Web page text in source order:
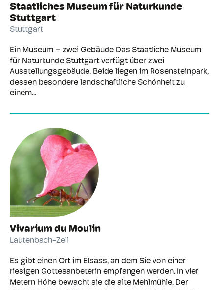
Staatliches Museum für Naturkunde
Stuttgart
Stuttgart
Ein Museum – zwei Gebäude Das Staatliche Museum
für Naturkunde Stuttgart verfügt über zwei
Ausstellungsgebäude. Beide liegen im Rosensteinpark,
dessen besondere landschaftliche Schönheit zu
einem...
Vivarium du Moulin
Lautenbach-Zell
Es gibt einen Ort im Elsass, an dem Sie von einer
riesigen Gottesanbeterin empfangen werden. In vier
Metern Höhe bewacht sie die alte Mehlmühle. Der